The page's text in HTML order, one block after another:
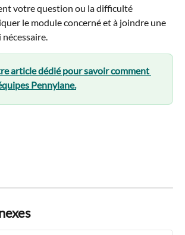
votre question ou la difficulté
le module concerné et à joindre une
article dédié pour savoir comment
Pennylane.